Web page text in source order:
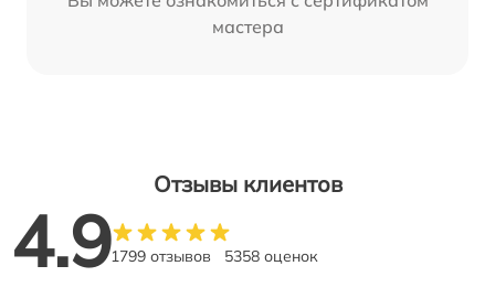
мастера
Отзывы клиентов
4.91799 отзывов 5358 оценок